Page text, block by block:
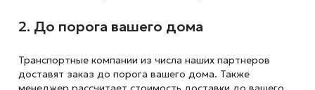
2. До порога вашего дома
Транспортные компании из числа наших партнеров
доставят заказ до порога вашего дома. Также